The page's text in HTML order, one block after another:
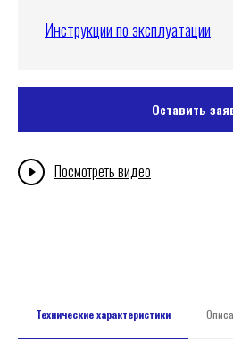
Инструкции по эксплуатации
Оставить
Посмотреть видео
Технические характеристики